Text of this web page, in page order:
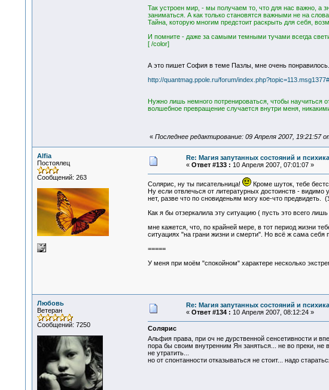
Так устроен мир, - мы получаем то, что для нас важно, а
заниматься. А как только становятся важными не на
Тайна, которую многим предстоит раскрыть для себя,
И помните - даже за самыми темными тучами всегда
[ /color]
А это пишет София в теме Пазлы, мне очень понравилось.
http://quantmag.ppole.ru/forum/
Нужно лишь немного потренироваться, чтобы научиться
волшебное превращение случается внутри меня,
« Последнее редактирование: 09 Апреля 2007, 19:21:57
Alfia
Постоялец
Сообщений: 263
Re: Магия запутанных состояний и психика
« Ответ #133 : 10 Апреля 2007, 07:01:07 »
Солярис, ну ты писательница!
Кроме шуток, тебе
Ну если отвлечься от литературных достоинств -
нет, разве что по сновиденьям могу кое-что предвидеть.
Как я бы отзеркалила эту ситуацию ( пусть это всего
мне кажется, что, по крайней мере, в тот период жизни
ситуациях "на грани жизни и смерти". Но всё ж сама
=====
У меня при моём "спокойном" характере несколько
Любовь
Ветеран
Сообщений: 7250
Re: Магия запутанных состояний и психика
« Ответ #134 : 10 Апреля 2007, 08:12:24 »
Солярис
Альфия права, при оч не дурственной сенсетивности и
пора бы своим внутренним Ян заняться... не во преки, не
не утратить...
но от спонтанности отказываться не стоит... надо